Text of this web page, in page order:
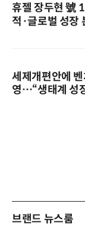
휴젤 장두현 號
적·글로벌 성장
세제개편안에
영…“생태계 성
브랜드 뉴스룸